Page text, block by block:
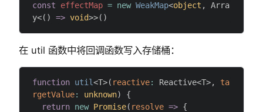
const effectMap = new WeakMap<object , Arra
y<() => void>>()
在 util 函数中将回调函数写入存储桶：
function util<T>( reactive: Reactive<T>, ta
rgetValue: unknown) {
  return
new Promise( resolve => {